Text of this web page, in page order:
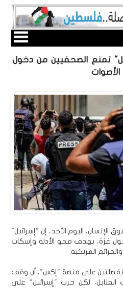
تمنع الصحفيين من دخول
اليوم الأحد، إن "إسرائيل"
غزة، بهدف محو الأدلة وإسكات
المرتكبة.
على منصة "إكس"، أن وقف
لكن حرب "إسرائيل" على